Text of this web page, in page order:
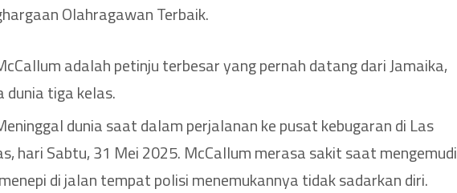
Olahragawan Terbaik.
adalah petinju terbesar yang pernah datang dari Jamaika,
dunia tiga kelas.
dunia saat dalam perjalanan ke pusat kebugaran di Las
hari Sabtu, 31 Mei 2025. McCallum merasa sakit saat mengemudi
di jalan tempat polisi menemukannya tidak sadarkan diri.